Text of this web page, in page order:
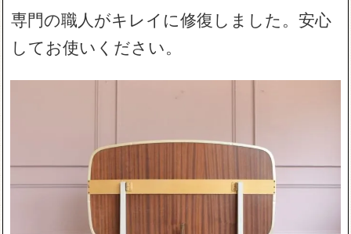
専門の職人がキレイに修復しました。安心
してお使いください。